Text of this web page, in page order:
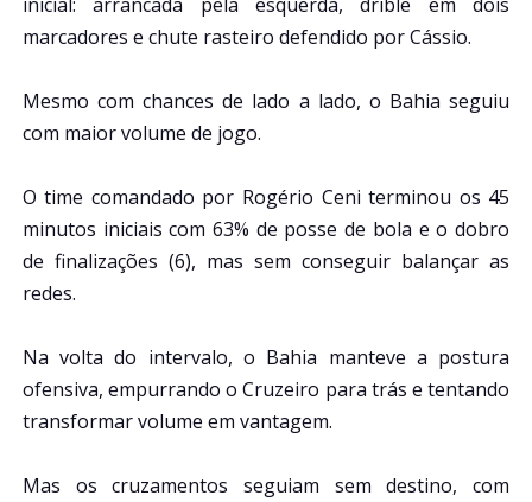
marcadores e chute rasteiro defendido por Cássio.
Mesmo com chances de lado a lado, o Bahia seguiu
com maior volume de jogo.
O time comandado por Rogério Ceni terminou os 45
minutos iniciais com 63% de posse de bola e o dobro
de finalizações (6), mas sem conseguir balançar as
redes.
Na volta do intervalo, o Bahia manteve a postura
ofensiva, empurrando o Cruzeiro para trás e tentando
transformar volume em vantagem.
Mas os cruzamentos seguiam sem destino, com